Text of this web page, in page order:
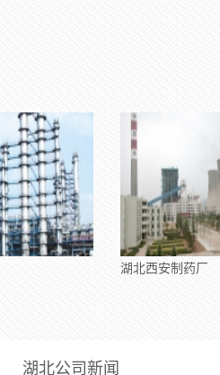
湖北西安制药厂
湖北公司新闻